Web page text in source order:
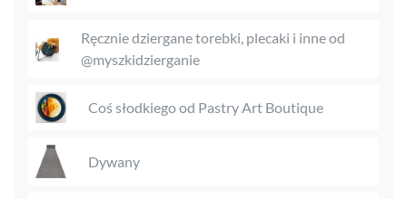
Ręcznie dziergane torebki, plecaki i inne od
@myszkidzierganie
Coś słodkiego od Pastry Art Boutique
Dywany